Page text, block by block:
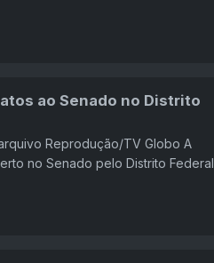
ao Senado no Distrito
Reprodução/TV Globo A
no Senado pelo Distrito Federal